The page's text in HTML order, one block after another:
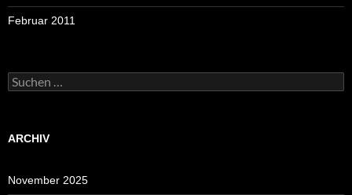
Februar 2011
Suchen
nach:
ARCHIV
November 2025